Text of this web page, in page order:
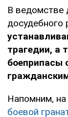
В ведомстве
досудебного
трагедии, а
боеприпасы
Напомним,
боевой